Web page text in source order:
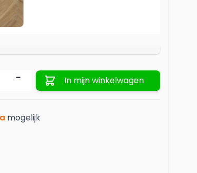
- Aantal In mijn winkelwagen
mogelijk